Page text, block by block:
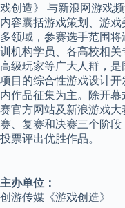
戏创造》 与新浪网游戏
内容囊括游戏策划、游
多领域，参赛选手范围
训机构学员、各高校相
高级玩家等广大人群，
项目的综合性游戏设计
内作品征集为主。除开
赛官方网站及新浪游戏
赛、复赛和决赛三个阶
投票评出优胜作品。
主办单位：
创游传媒《游戏创造》